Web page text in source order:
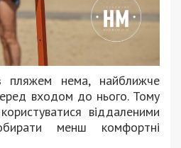
пляжем нема, найближче
входом до нього. Тому
віддаленими
менш комфортні